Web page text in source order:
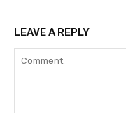
LEAVE A REPLY